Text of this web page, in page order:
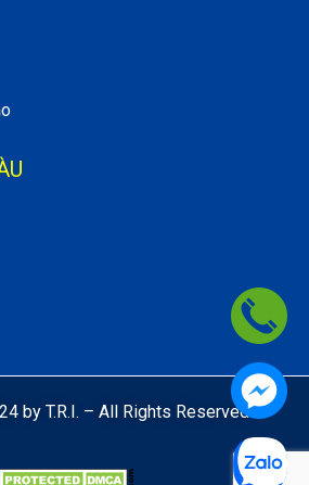
by T.R.I. – All Rights Reserved